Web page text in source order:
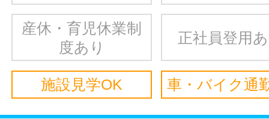
産休・育児休業制
度あり
正社員登用
施設見学OK 車・バイク通